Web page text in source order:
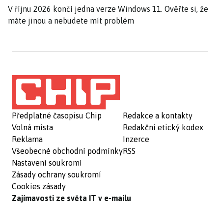
V říjnu 2026 končí jedna verze Windows 11. Ověřte si, že
máte jinou a nebudete mít problém
Předplatné časopisu Chip
Volná místa
Reklama
Všeobecné obchodní podmínky
Nastavení soukromí
Zásady ochrany soukromí
Cookies zásady
Redakce a kontakty
Redakční etický kodex
Inzerce
RSS
Zajímavosti ze světa IT v e-mailu